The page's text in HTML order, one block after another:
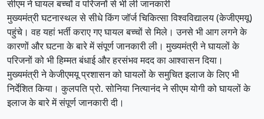
सीएम ने घायल बच्चों व परिजनों से भी ली जानकारी
मुख्यमंत्री घटनास्थल से सीधे किंग जॉर्ज चिकित्सा विश्वविद्यालय (केजीएमयू)
पहुंचे। वह यहां भर्ती कराए गए घायल बच्चों से मिले। उनसे भी आग लगने के
कारणों और घटना के बारे में संपूर्ण जानकारी ली। मुख्यमंत्री ने घायलों के
परिजनों को भी हिम्मत बंधाई और हरसंभव मदद का आश्वासन दिया।
मुख्यमंत्री ने केजीएमयू प्रशासन को घायलों के समुचित इलाज के लिए भी
निर्देशित किया। कुलपति प्रो. सोनिया नित्यानंद ने सीएम योगी को घायलों के
इलाज के बारे में संपूर्ण जानकारी दी।